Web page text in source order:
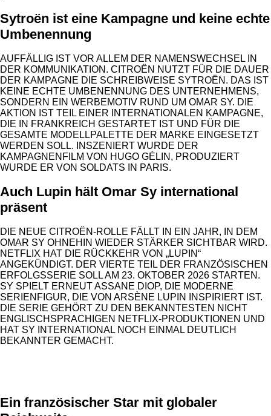
Sytroën ist eine Kampagne und keine echte
Umbenennung
AUFFÄLLIG IST VOR ALLEM DER NAMENSWECHSEL IN
DER KOMMUNIKATION. CITROËN NUTZT FÜR DIE DAUER
DER KAMPAGNE DIE SCHREIBWEISE SYTROËN. DAS IST
KEINE ECHTE UMBENENNUNG DES UNTERNEHMENS,
SONDERN EIN WERBEMOTIV RUND UM OMAR SY. DIE
AKTION IST TEIL EINER INTERNATIONALEN KAMPAGNE,
DIE IN FRANKREICH GESTARTET IST UND FÜR DIE
GESAMTE MODELLPALETTE DER MARKE EINGESETZT
WERDEN SOLL. INSZENIERT WURDE DER
KAMPAGNENFILM VON HUGO GÉLIN, PRODUZIERT
WURDE ER VON SOLDATS IN PARIS.
Auch Lupin hält Omar Sy international
präsent
DIE NEUE CITROËN-ROLLE FÄLLT IN EIN JAHR, IN DEM
OMAR SY OHNEHIN WIEDER STÄRKER SICHTBAR WIRD.
NETFLIX HAT DIE RÜCKKEHR VON „LUPIN“
ANGEKÜNDIGT. DER VIERTE TEIL DER FRANZÖSISCHEN
ERFOLGSSERIE SOLL AM 23. OKTOBER 2026 STARTEN.
SY SPIELT ERNEUT ASSANE DIOP, DIE MODERNE
SERIENFIGUR, DIE VON ARSÈNE LUPIN INSPIRIERT IST.
DIE SERIE GEHÖRT ZU DEN BEKANNTESTEN NICHT
ENGLISCHSPRACHIGEN NETFLIX-PRODUKTIONEN UND
HAT SY INTERNATIONAL NOCH EINMAL DEUTLICH
BEKANNTER GEMACHT.
Ein französischer Star mit globaler